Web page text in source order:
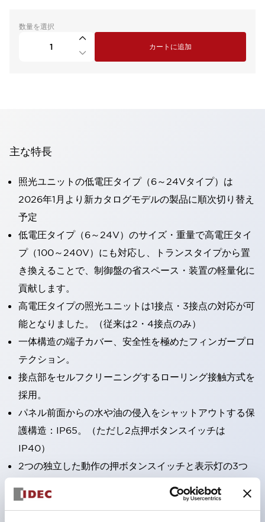
数量を選択
カートに追加
主な特長
照光ユニットの低電圧タイプ（6～24Vタイプ）は
2026年1月より新カタログモデルの製品に順次切り替え
予定
低電圧タイプ（6～24V）のサイズ・重量で高電圧タイ
プ（100～240V）にも対応し、トランスタイプから置
き換えることで、制御盤の省スペース・装置の軽量化に
貢献します。
高電圧タイプの照光ユニットは1接点・3接点の対応が可
能となりました。（従来は2・4接点のみ）
一体構造の端子カバー、安全性を極めたフィンガープロ
テクション。
接点部をセルフクリーニングするローリング接触方式を
採用。
パネル前面からの水や油の侵入をシャットアウトする保
護構造：IP65。（ただし2点押ボタンスイッチは
IP40）
2つの独立した動作の押ボタンスイッチと表示灯の3つ
の機能を1つのスイッチで可能にした2点押ボタンスイッ
チも完備。